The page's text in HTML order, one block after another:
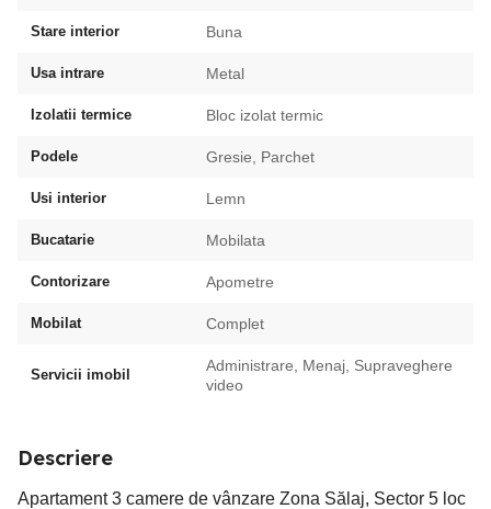
Stare interior Buna
Usa intrare Metal
Izolatii termice Bloc izolat termic
Podele Gresie, Parchet
Usi interior Lemn
Bucatarie Mobilata
Contorizare Apometre
Mobilat Complet
Servicii imobil
Administrare, Menaj, Supraveghere
video
Descriere
Apartament 3 camere de vânzare Zona Sălaj, Sector 5 loc